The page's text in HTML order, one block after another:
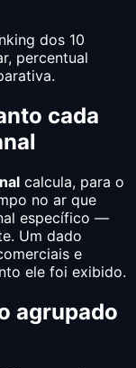
dos 10
percentual
cada
calcula, para o
no ar que
específico —
Um dado
e
ele foi exibido.
agrupado